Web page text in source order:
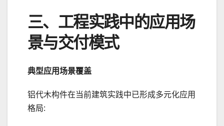
三、工程实践中的应用场
景与交付模式
典型应用场景覆盖
铝代木构件在当前建筑实践中已形成多元化应用
格局: